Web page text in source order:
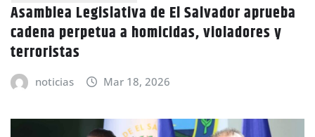
Asamblea Legislativa de El Salvador aprueba
cadena perpetua a homicidas, violadores y
terroristas
noticias Mar 18, 2026